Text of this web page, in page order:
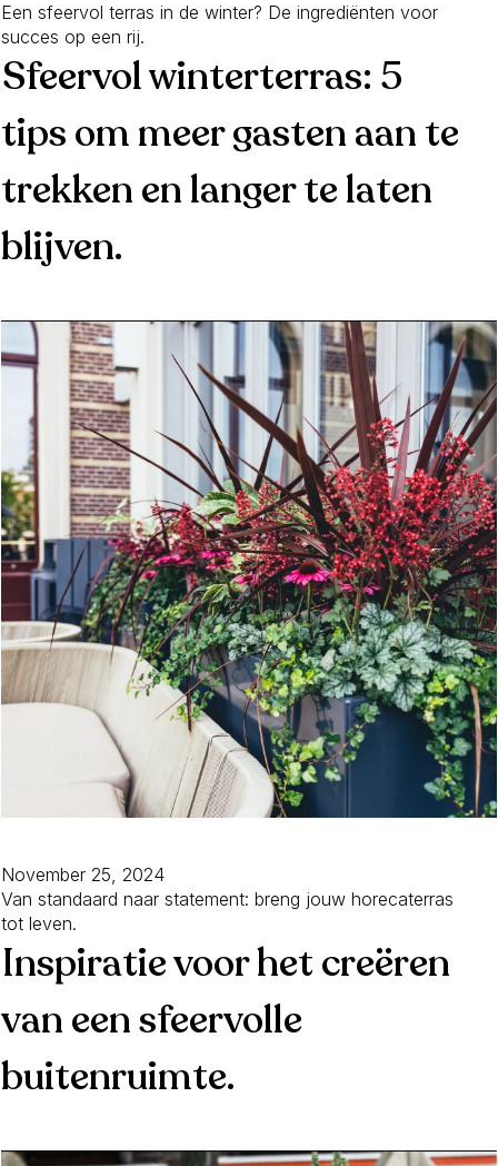
Een sfeervol terras in de winter? De ingrediënten voor
succes op een rij.
Sfeervol winterterras: 5
tips om meer gasten aan te
trekken en langer te laten
blijven.
November 25, 2024
Van standaard naar statement: breng jouw horecaterras
tot leven.
Inspiratie voor het creëren
van een sfeervolle
buitenruimte.